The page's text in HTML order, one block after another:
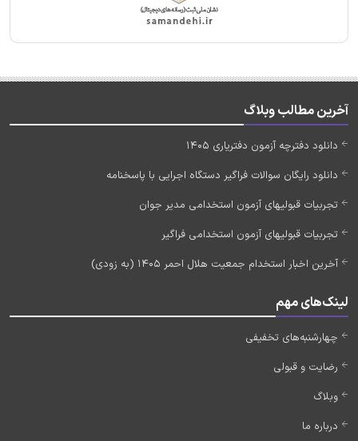
آخرین مطالب وبلاگ
دانلود دفترچه آزمون دفتریاری 1405
دانلود رایگان سوالات فراگیر دستگاه اجرایی با پاسخنامه
تجربیات قبولیهای آزمون استخدامی مدیر جوان
تجربیات قبولیهای آزمون استخدامی فراگیر
آخرین اخبار استخدام جمعیت هلال احمر 1405 (به زودی)
لینک‌های مهم
چهارشنبه‌های تخفیفی
رضایت و قبولی
وبلاگ
درباره ما